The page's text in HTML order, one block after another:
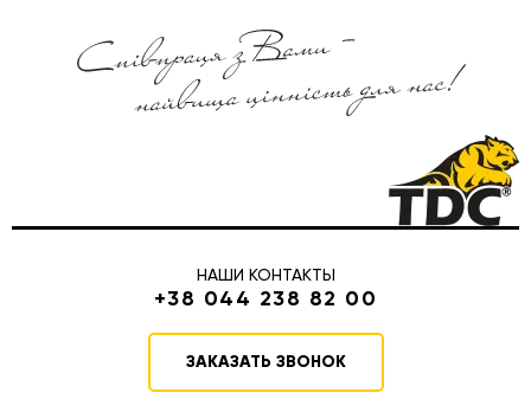
НАШИ КОНТАКТЫ
+38 044 238 82 00
ЗАКАЗАТЬ ЗВОНОК